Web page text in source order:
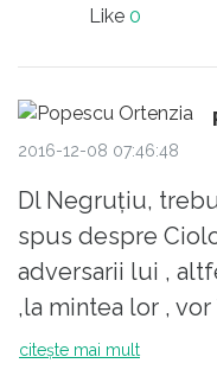
Ciolos
dl. Ciolos
a explicat
sa lucreze
fisei
mocirla
provenind
Like 0
2016-12-08 07:46:48
Dl Negruțiu,
spus despre
adversarii lui ,
,la mintea lor ,
citește mai mult